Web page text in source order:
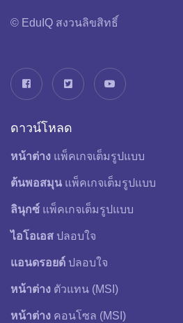
© EduIQ สงวนลิขสิทธิ์
ดาวน์โหลด
หน้าต่าง แพ็คเกจเต็มรูปแบบ
ต้นพอสมุน แพ็คเกจเต็มรูปแบบ
ลินุกซ์ แพ็คเกจเต็มรูปแบบ
ไอโอเอส ปลอบใจ
แอนดรอยด์ ปลอบใจ
หน้าต่าง ตัวแทน (MSI)
หน้าต่าง คอนโซล (MSI)